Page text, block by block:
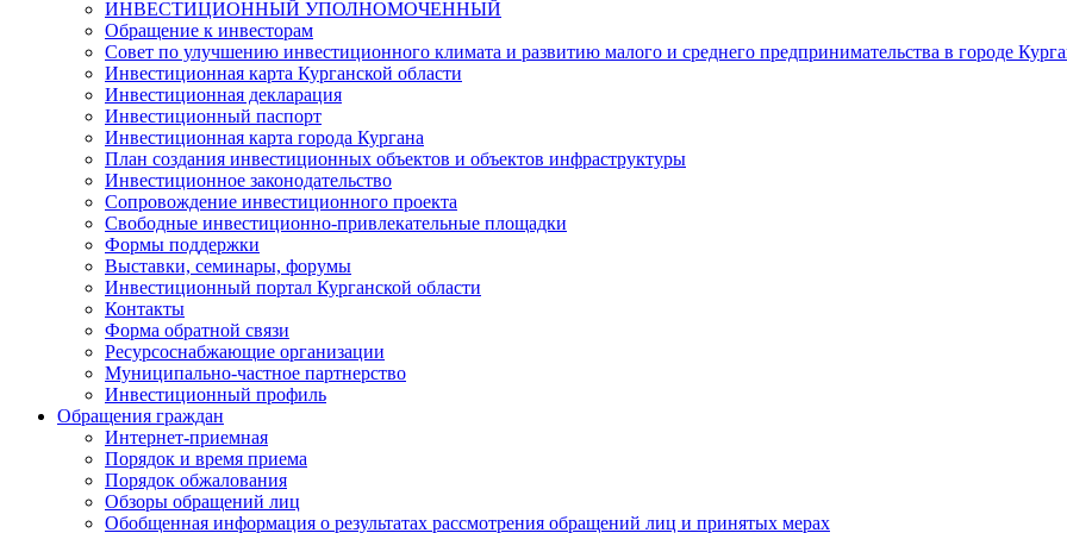
ИНВЕСТИЦИОННЫЙ УПОЛНОМОЧЕННЫЙ
Обращение к инвесторам
Совет по улучшению инвестиционного климата и развитию малого и среднего предпринимательства в городе
Инвестиционная карта Курганской области
Инвестиционная декларация
Инвестиционный паспорт
Инвестиционная карта города Кургана
План создания инвестиционных объектов и объектов инфраструктуры
Инвестиционное законодательство
Сопровождение инвестиционного проекта
Свободные инвестиционно-привлекательные площадки
Формы поддержки
Выставки, семинары, форумы
Инвестиционный портал Курганской области
Контакты
Форма обратной связи
Ресурсоснабжающие организации
Муниципально-частное партнерство
Инвестиционный профиль
Обращения граждан
Интернет-приемная
Порядок и время приема
Порядок обжалования
Обзоры обращений лиц
Обобщенная информация о результатах рассмотрения обращений лиц и принятых мерах